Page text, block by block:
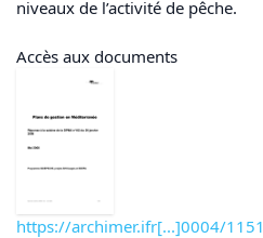
niveaux de l’activité de pêche.
Accès aux documents
https://archimer.ifr[...]0004/